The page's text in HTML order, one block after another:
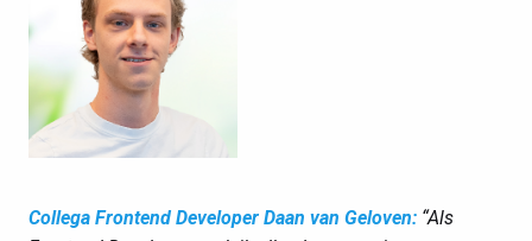
Collega Frontend Developer Daan van Geloven: “Als